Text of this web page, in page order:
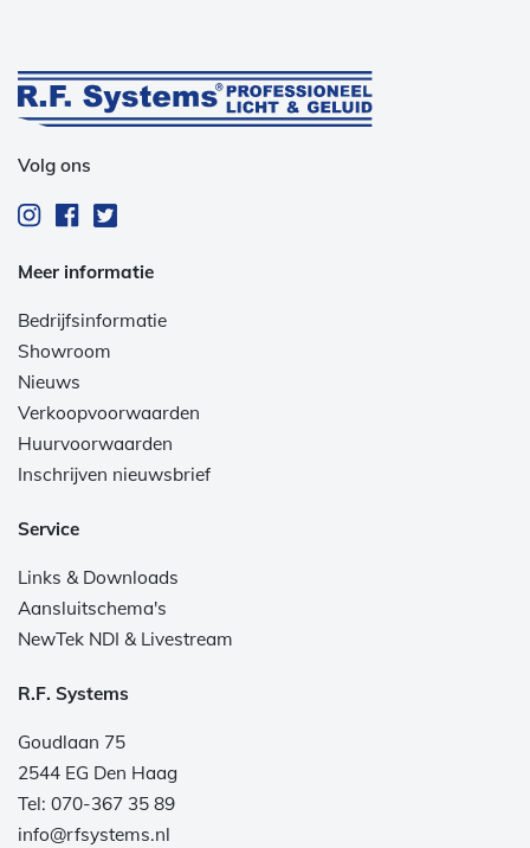
Volg ons
Meer informatie
Bedrijfsinformatie
Showroom
Nieuws
Verkoopvoorwaarden
Huurvoorwaarden
Inschrijven nieuwsbrief
Service
Links & Downloads
Aansluitschema's
NewTek NDI & Livestream
R.F. Systems
Goudlaan 75
2544 EG Den Haag
Tel: 070-367 35 89
info@rfsystems.nl